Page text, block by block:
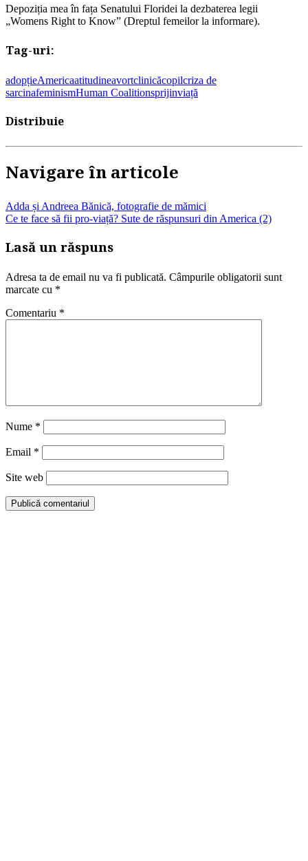
Depoziția mea în fața Senatului Floridei la dezbaterea legii
„Womens Right to Know” (Dreptul femeilor la informare).
Tag-uri:
adopțieAmericaatitudineavortclinicăcopilcriza de
sarcinafeminismHuman Coalitionsprijinviață
Distribuie
Navigare în articole
Adda și Andreea Bănică, fotografie de mămici
Ce te face să fii pro-viață? Sute de răspunsuri din America (2)
Lasă un răspuns
Adresa ta de email nu va fi publicată. Câmpurile obligatorii sunt
marcate cu *
Comentariu *
Nume *
Email *
Site web